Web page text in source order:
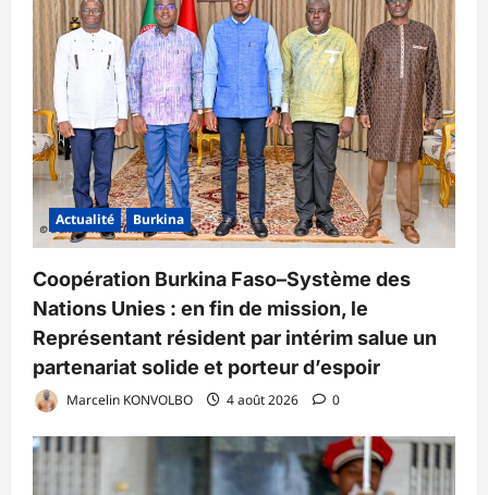
Actualité Burkina
Coopération Burkina Faso–Système des
Nations Unies : en fin de mission, le
Représentant résident par intérim salue un
partenariat solide et porteur d’espoir
Marcelin KONVOLBO 4 août 2026 0